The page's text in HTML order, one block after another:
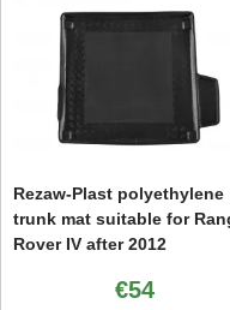
Rezaw-Plast polyethylene
trunk mat suitable for
Rover IV after 2012
€54